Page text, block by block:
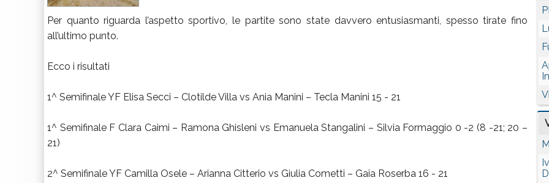
Per quanto riguarda l’aspetto sportivo, le partite sono state davvero entusiasmanti, spesso tirate fino
all’ultimo punto.
Ecco i risultati
1^ Semifinale YF Elisa Secci – Clotilde Villa vs Ania Manini – Tecla Manini 15 - 21
1^ Semifinale F Clara Caimi – Ramona Ghisleni vs Emanuela Stangalini – Silvia Formaggio 0 -2 (8 -21; 20 –
21)
2^ Semifinale YF Camilla Osele – Arianna Citterio vs Giulia Cometti – Gaia Roserba 16 - 21